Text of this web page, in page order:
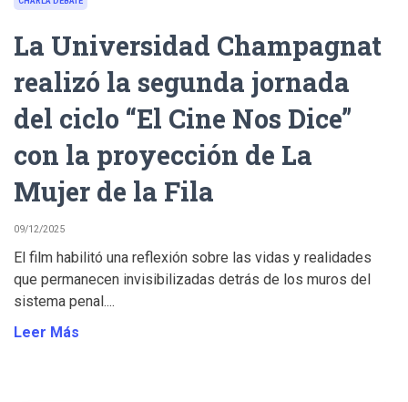
La Universidad Champagnat
realizó la segunda jornada
del ciclo “El Cine Nos Dice”
con la proyección de La
Mujer de la Fila
09/12/2025
El film habilitó una reflexión sobre las vidas y realidades
que permanecen invisibilizadas detrás de los muros del
sistema penal....
Leer Más